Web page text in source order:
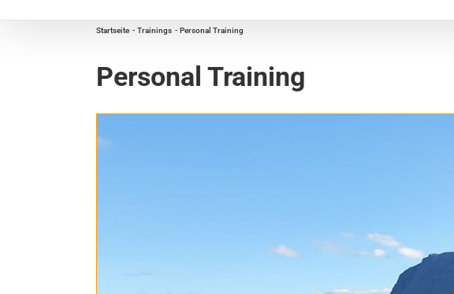
Startseite Trainings Personal Training
Personal Training